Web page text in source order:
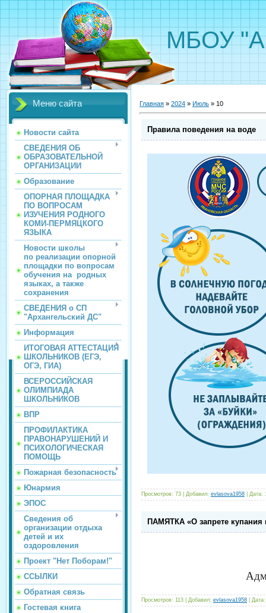
МБОУ
Меню сайта
Новости сайта
СВЕДЕНИЯ ОБ
ОБРАЗОВАТЕЛЬНОЙ
ОРГАНИЗАЦИИ
Образование
ОПОРНАЯ ПЛОЩАДКА
ПО ВОПРОСАМ
ИЗУЧЕНИЯ РОДНОГО
КОМИ-ПЕРМЯЦКОГО
ЯЗЫКА
Новости школы
по реализации опорной
площадки по вопросам
обучения на родных
языках, а также
сохранения
СВЕДЕНИЯ о СП
"Архангельский ДС"
Информация
ИТОГОВАЯ АТТЕСТАЦИЯ
ШКОЛЬНИКОВ (ЕГЭ,
ОГЭ, ГИА)
ВСЕРОССИЙСКАЯ
ОЛИМПИАДА
ШКОЛЬНИКОВ
ВПР
ПРОФИЛАКТИКА
ПРАВОНАРУШЕНИЙ И
ПСИХОЛОГИЧЕСКАЯ
ПОМОЩЬ
Пожарная безопасность
Юнармия
ЭПОС
Сведения об
организации отдыха
детей и их
оздоровления
Проект "Нет Поборам!"
ССЫЛКИ
Обратная связь
Гостевая книга
Главная » 2024 » Июль » 10
Правила поведения на воде
Просмотров: 73 Добавил: evlasova1958 Дата:
ПАМЯТКА «О запрете купания
Просмотров: 113 Добавил: evlasova1958 Дата: